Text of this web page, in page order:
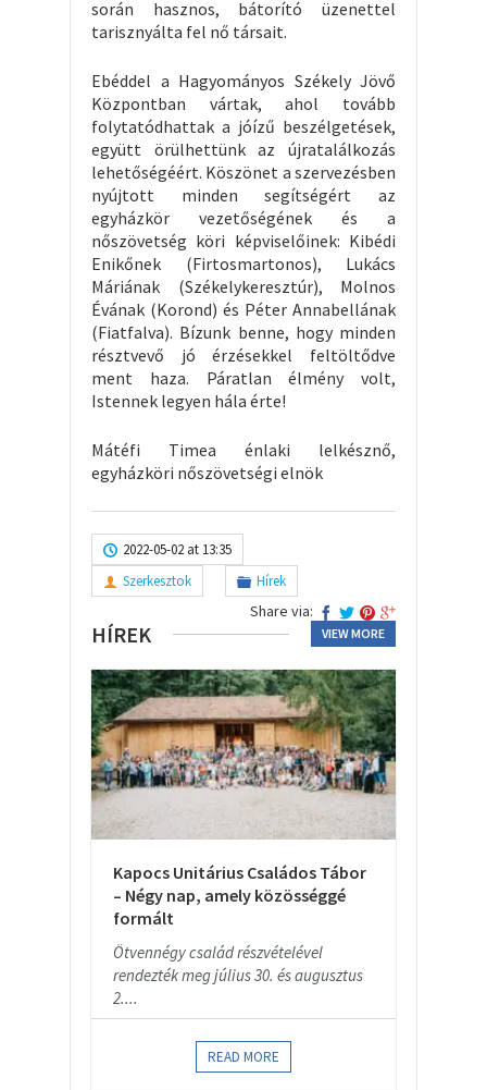
során hasznos, bátorító üzenettel
tarisznyálta fel nő társait.
Ebéddel a Hagyományos Székely Jövő
Központban vártak, ahol tovább
folytatódhattak a jóízű beszélgetések,
együtt örülhettünk az újratalálkozás
lehetőségéért. Köszönet a szervezésben
nyújtott minden segítségért az
egyházkör vezetőségének és a
nőszövetség köri képviselőinek: Kibédi
Enikőnek (Firtosmartonos), Lukács
Máriának (Székelykeresztúr), Molnos
Évának (Korond) és Péter Annabellának
(Fiatfalva). Bízunk benne, hogy minden
résztvevő jó érzésekkel feltöltődve
ment haza. Páratlan élmény volt,
Istennek legyen hála érte!
Mátéfi Timea énlaki lelkésznő,
egyházköri nőszövetségi elnök
2022-05-02 at 13:35
Szerkesztok
Hírek
Share via:
HÍREK VIEW MORE
Kapocs Unitárius Családos Tábor
– Négy nap, amely közösséggé
formált
Ötvennégy család részvételével
rendezték meg július 30. és augusztus
2....
READ MORE